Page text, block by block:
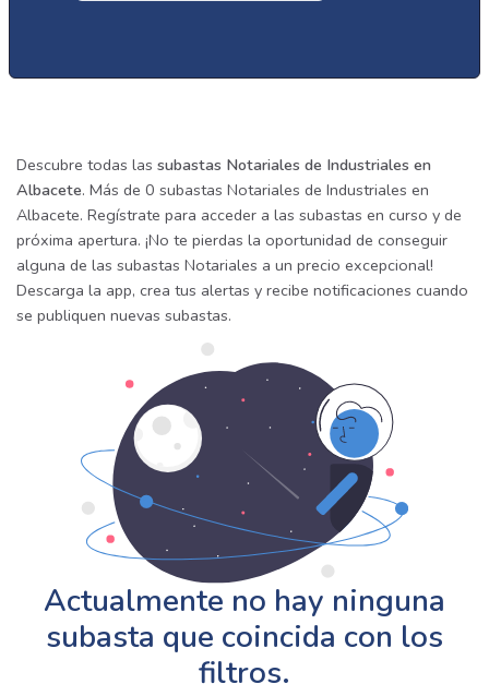
Descubre todas las subastas Notariales de Industriales en
Albacete. Más de 0 subastas Notariales de Industriales en
Albacete. Regístrate para acceder a las subastas en curso y de
próxima apertura. ¡No te pierdas la oportunidad de conseguir
alguna de las subastas Notariales a un precio excepcional!
Descarga la app, crea tus alertas y recibe notificaciones cuando
se publiquen nuevas subastas.
Actualmente no hay ninguna
subasta que coincida con los
filtros.